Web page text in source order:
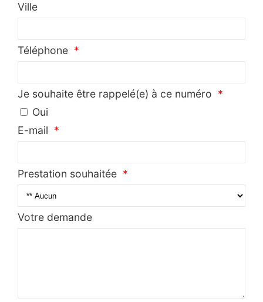
Ville
Téléphone
Je souhaite être rappelé(e) à ce numéro
Oui
E-mail
Prestation souhaitée
Votre demande